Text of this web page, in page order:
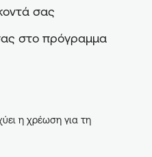
σας
στο πρόγραμμα
η χρέωση για τη